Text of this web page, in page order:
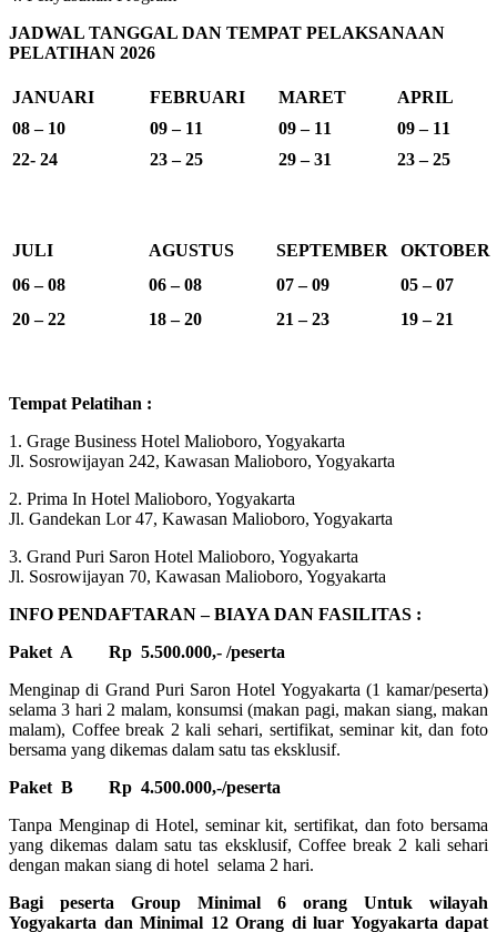
JADWAL TANGGAL DAN TEMPAT PELAKSANAAN
PELATIHAN 2026
JANUARI FEBRUARI MARET
APRIL
08 – 10
09 – 11 09 – 11
09 – 11
22- 24
23 – 25 29 – 31 23 – 25
JULI AGUSTUS SEPTEMBER
OKTOBER
06 – 08
06 – 08 07 – 09
05 – 07
20 – 22
18 – 20 21 – 23 19 – 21
Tempat Pelatihan :
1. Grage Business Hotel Malioboro, Yogyakarta
Jl. Sosrowijayan 242, Kawasan Malioboro, Yogyakarta
2. Prima In Hotel Malioboro, Yogyakarta
Jl. Gandekan Lor 47, Kawasan Malioboro, Yogyakarta
3. Grand Puri Saron Hotel Malioboro, Yogyakarta
Jl. Sosrowijayan 70, Kawasan Malioboro, Yogyakarta
INFO PENDAFTARAN – BIAYA DAN FASILITAS :
Paket A Rp 5.500.000,- /peserta
Menginap di Grand Puri Saron Hotel Yogyakarta (1 kamar/peserta)
selama 3 hari 2 malam, konsumsi (makan pagi, makan siang, makan
malam), Coffee break 2 kali sehari, sertifikat, seminar kit, dan foto
bersama yang dikemas dalam satu tas eksklusif.
Paket B Rp 4.500.000,-/peserta
Tanpa Menginap di Hotel, seminar kit, sertifikat, dan foto bersama
yang dikemas dalam satu tas eksklusif, Coffee break 2 kali sehari
dengan makan siang di hotel selama 2 hari.
Bagi peserta Group Minimal 6 orang Untuk wilayah
Yogyakarta dan Minimal 12 Orang di luar Yogyakarta dapat